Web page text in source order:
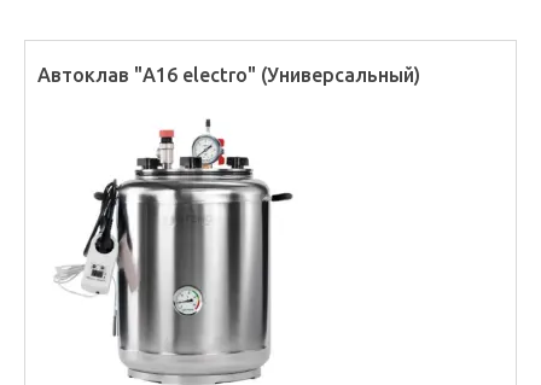
Автоклав "А16 electro" (Универсальный)